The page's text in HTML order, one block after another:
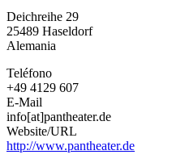
Deichreihe 29
25489 Haseldorf
Alemania
Teléfono
+49 4129 607
E-Mail
info[at]pantheater.de
Website/URL
http://www.pantheater.de